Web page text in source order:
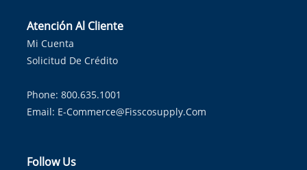
Atención Al Cliente
Mi Cuenta
Solicitud De Crédito
Phone: 800.635.1001
Email: E-Commerce@fisscosupply.com
Follow Us